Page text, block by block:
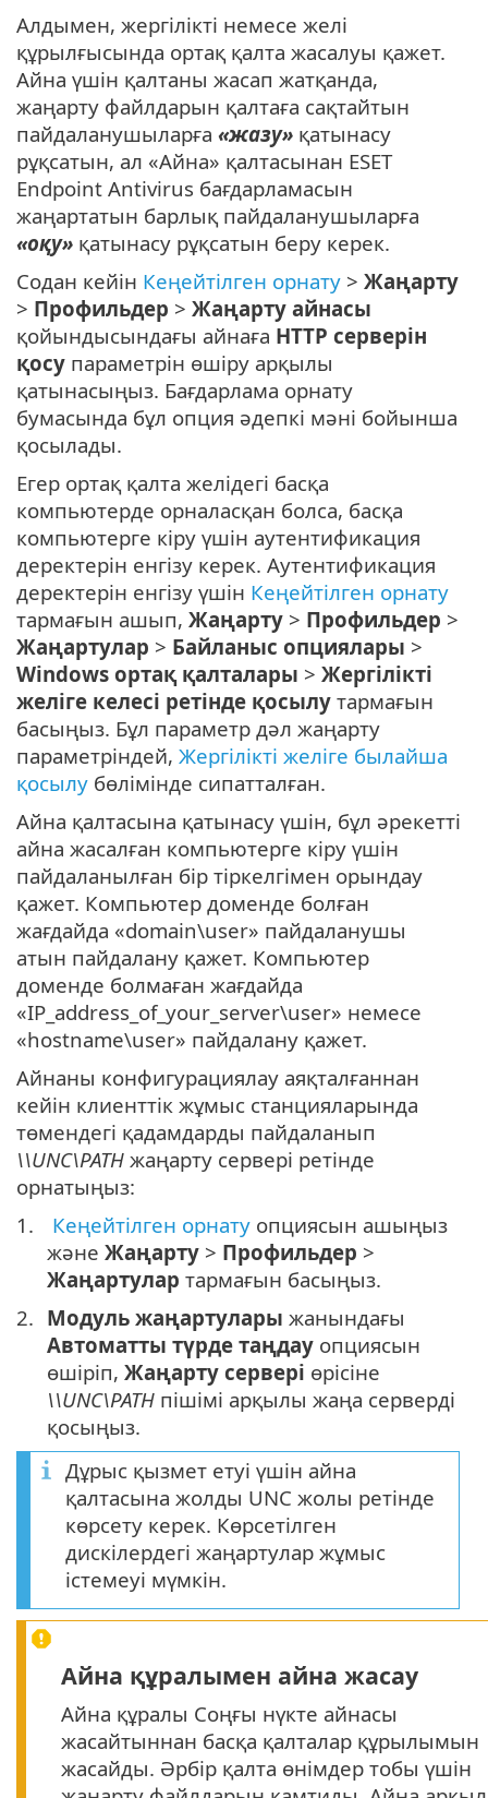
Алдымен, жергілікті немесе желі
құрылғысында ортақ қалта жасалуы қажет.
Айна үшін қалтаны жасап жатқанда,
жаңарту файлдарын қалтаға сақтайтын
пайдаланушыларға «жазу» қатынасу
рұқсатын, ал «Айна» қалтасынан ESET
Endpoint Antivirus бағдарламасын
жаңартатын барлық пайдаланушыларға
«оқу» қатынасу рұқсатын беру керек.
Содан кейін Кеңейтілген орнату > Жаңарту
> Профильдер > Жаңарту айнасы
қойындысындағы айнаға HTTP серверін
қосу параметрін өшіру арқылы
қатынасыңыз. Бағдарлама орнату
бумасында бұл опция әдепкі мәні бойынша
қосылады.
Егер ортақ қалта желідегі басқа
компьютерде орналасқан болса, басқа
компьютерге кіру үшін аутентификация
деректерін енгізу керек. Аутентификация
деректерін енгізу үшін Кеңейтілген орнату
тармағын ашып, Жаңарту > Профильдер >
Жаңартулар > Байланыс опциялары >
Windows ортақ қалталары > Жергілікті
желіге келесі ретінде қосылу тармағын
басыңыз. Бұл параметр дәл жаңарту
параметріндей, Жергілікті желіге былайша
қосылу бөлімінде сипатталған.
Айна қалтасына қатынасу үшін, бұл әрекетті
айна жасалған компьютерге кіру үшін
пайдаланылған бір тіркелгімен орындау
қажет. Компьютер доменде болған
жағдайда «domain\user» пайдаланушы
атын пайдалану қажет. Компьютер
доменде болмаған жағдайда
«IP_address_of_your_server\user» немесе
«hostname\user» пайдалану қажет.
Айнаны конфигурациялау аяқталғаннан
кейін клиенттік жұмыс станцияларында
төмендегі қадамдарды пайдаланып
\\UNC\PATH жаңарту сервері ретінде
орнатыңыз:
Кеңейтілген орнату опциясын ашыңыз
және Жаңарту > Профильдер >
Жаңартулар тармағын басыңыз.
Модуль жаңартулары жанындағы
Автоматты түрде таңдау опциясын
өшіріп, Жаңарту сервері өрісіне
\\UNC\PATH пішімі арқылы жаңа серверді
қосыңыз.
Дұрыс қызмет етуі үшін айна
қалтасына жолды UNC жолы ретінде
көрсету керек. Көрсетілген
дискілердегі жаңартулар жұмыс
істемеуі мүмкін.
Айна құралымен айна жасау
Айна құралы Соңғы нүкте айнасы
жасайтыннан басқа қалталар құрылымын
жасайды. Әрбір қалта өнімдер тобы үшін